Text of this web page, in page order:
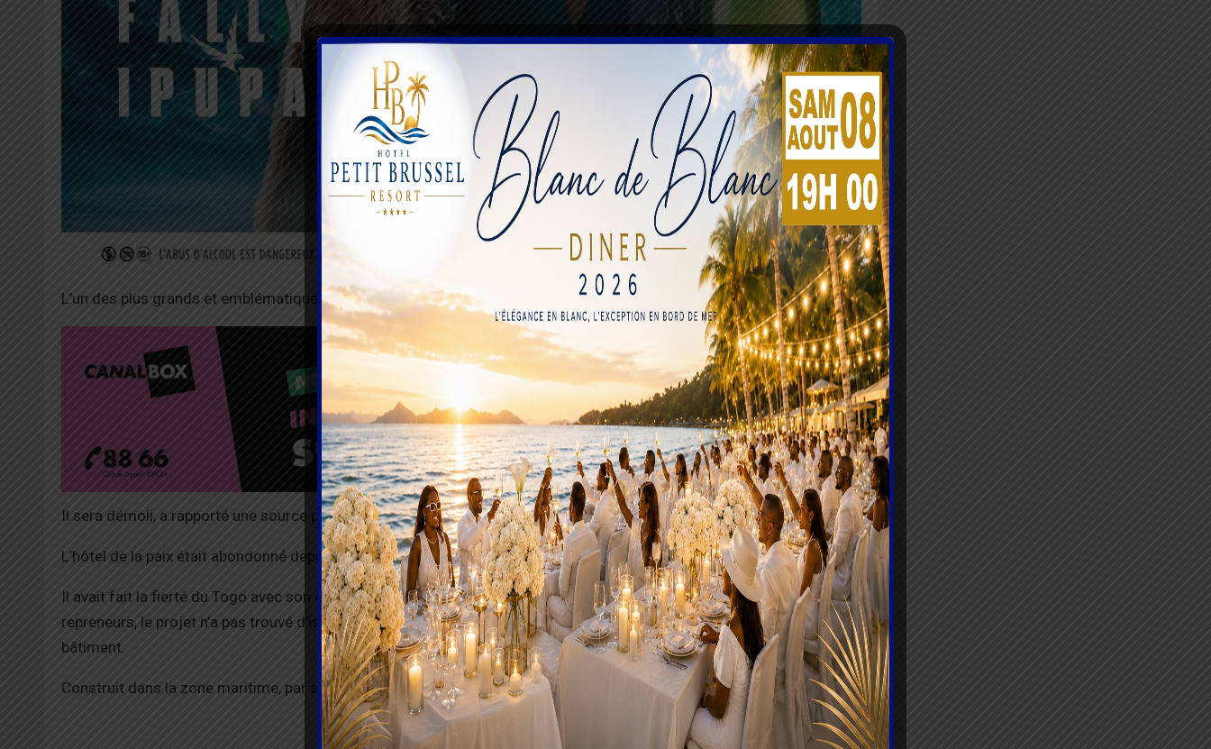
L’un des plus grands et emblématiques hôtels de Lomé va connaître une destruction définitive.
Il sera démoli, a rapporté une source proche du gouvernement.
L’hôtel de la paix était abondonné depuis vingt ans et coulait sous d’énormes dettes qu’il n’arrivait plus à rembourser.
Il avait fait la fierté du Togo avec son ensemble hôtelier, ses 7 étages et ses 216 chambres. À la recherche de
repreneurs, le projet n’a pas trouvé d’issues favorables compte tenu d’une rénovation trop coûteuse et de la vétusté du
bâtiment.
Construit dans la zone maritime, par son emplacement géographique, l’hôtel était un site touristique réputé au Togo.